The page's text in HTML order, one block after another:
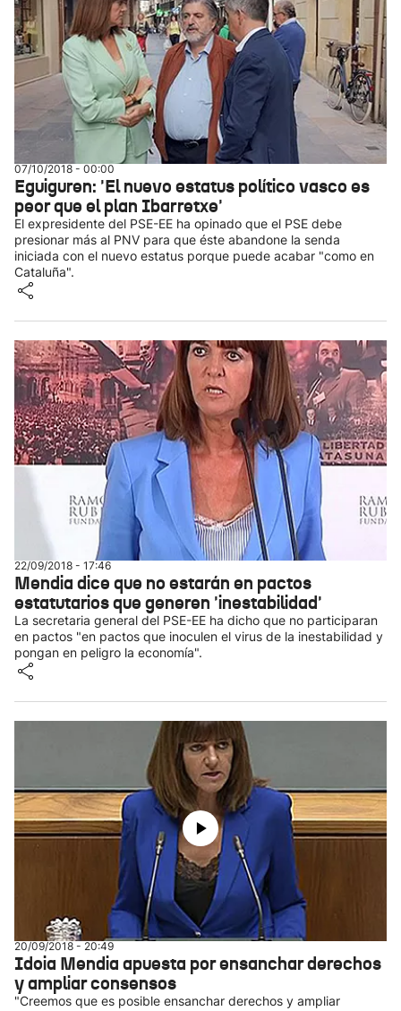
07/10/2018 - 00:00
Eguiguren: 'El nuevo estatus político vasco es
peor que el plan Ibarretxe'
El expresidente del PSE-EE ha opinado que el PSE debe
presionar más al PNV para que éste abandone la senda
iniciada con el nuevo estatus porque puede acabar "como en
Cataluña".
22/09/2018 - 17:46
Mendia dice que no estarán en pactos
estatutarios que generen 'inestabilidad'
La secretaria general del PSE-EE ha dicho que no participaran
en pactos "en pactos que inoculen el virus de la inestabilidad y
pongan en peligro la economía".
20/09/2018 - 20:49
Idoia Mendia apuesta por ensanchar derechos
y ampliar consensos
"Creemos que es posible ensanchar derechos y ampliar